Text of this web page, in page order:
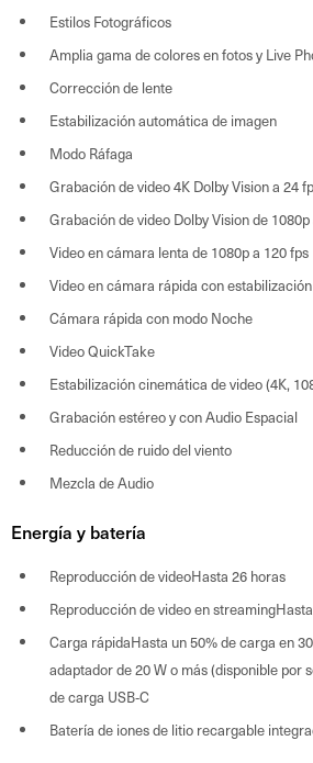
Estilos Fotográficos
Amplia gama de colores en fotos y Live
Corrección de lente
Estabilización automática de imagen
Modo Ráfaga
Grabación de video 4K Dolby Vision a 24
Grabación de video Dolby Vision de
Video en cámara lenta de 1080p a 120 fps
Video en cámara rápida con estabilización
Cámara rápida con modo Noche
Video QuickTake
Estabilización cinemática de video (4K,
Grabación estéreo y con Audio Espacial
Reducción de ruido del viento
Mezcla de Audio
Energía y batería
Reproducción de videoHasta 26 horas
Reproducción de video en
Carga rápidaHasta un 50% de carga en
adaptador de 20 W o más (disponible por
de carga USB‑C
Batería de iones de litio recargable